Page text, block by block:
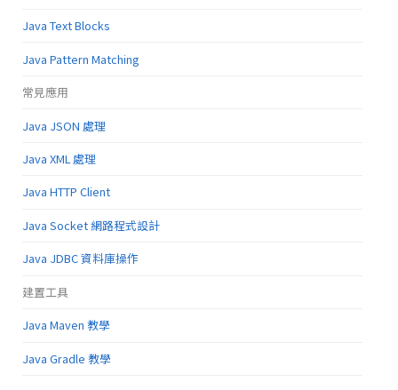
Java Text Blocks
Java Pattern Matching
常見應用
Java JSON 處理
Java XML 處理
Java HTTP Client
Java Socket 網路程式設計
Java JDBC 資料庫操作
建置工具
Java Maven 教學
Java Gradle 教學